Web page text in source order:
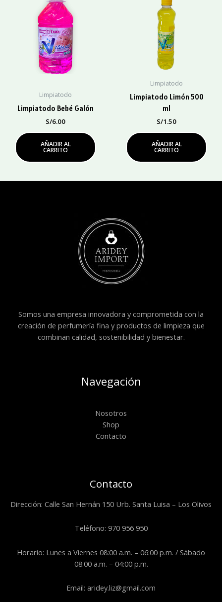
Limpiatodo
Limpiatodo Bebé Galón
S/6.00
AÑADIR AL
CARRITO
Limpiatodo
Limpiatodo Limón 500
ml
S/1.50
AÑADIR AL
CARRITO
Somos una empresa innovadora y comprometida con la
creación de perfumería fina y productos de limpieza que
combinan calidad, sostenibilidad y bienestar.
Navegación
Nosotros
Shop
Contacto
Contacto
Dirección: Calle San Hernán 150 Urb. Santa Luisa – Los Olivos
Teléfono: 970 956 950
Horario: Lunes a Viernes 08:00 a.m. – 06:00 p.m. / Sábado
08:00 a.m. – 04:00 p.m.
Email: aridey.liz@gmail.com